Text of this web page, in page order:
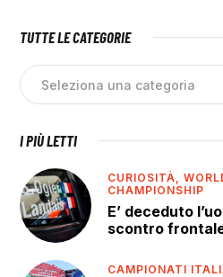
TUTTE LE CATEGORIE
I PIÙ LETTI
CURIOSITÀ,
CHAMPIONSHIP
E’ deceduto
scontro
CAMPIONATI